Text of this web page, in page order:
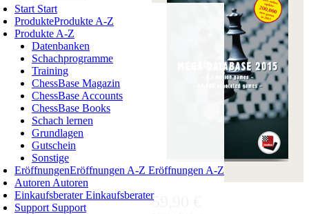
Start Start
ProdukteProdukte A-Z
Produkte A-Z
Datenbanken
Schachprogramme
Training
ChessBase Magazin
ChessBase Accounts
ChessBase Books
Schach lernen
Grundlagen
Gutschein
Sonstige
EröffnungenEröffnungen A-Z Eröffnungen A-Z
Autoren Autoren
EinkaufsberaterEinkaufsberater
Support Support 59,90 €